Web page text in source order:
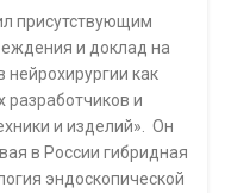
присутствующим
и доклад на
нейрохирургии как
разработчиков и
и изделий». Он
в России гибридная
эндоскопической